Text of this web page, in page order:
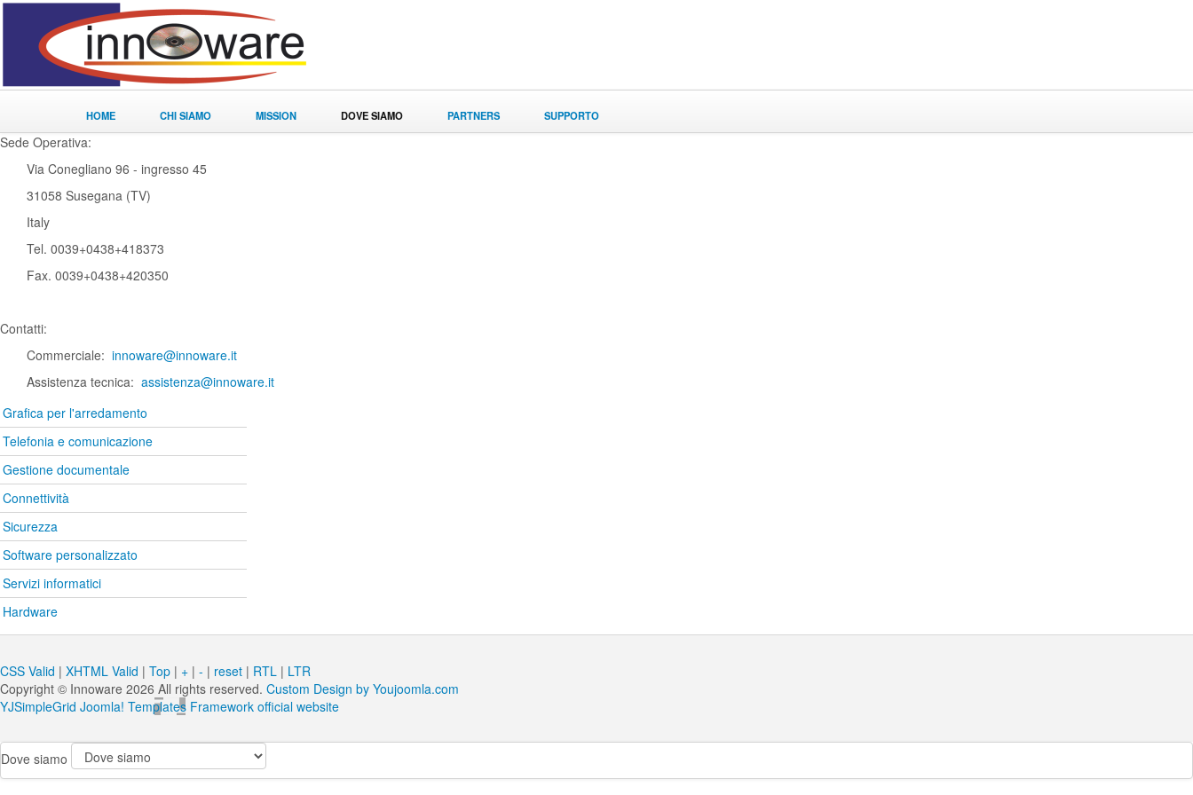
HOME CHI SIAMO MISSION DOVE SIAMO PARTNERS SUPPORTO
Sede Operativa:
Via Conegliano 96 - ingresso 45
31058 Susegana (TV)
Italy
Tel. 0039+0438+418373
Fax. 0039+0438+420350
Contatti:
Commerciale: innoware@innoware.it
Assistenza tecnica: assistenza@innoware.it
Grafica per l'arredamento
Telefonia e comunicazione
Gestione documentale
Connettività
Sicurezza
Software personalizzato
Servizi informatici
Hardware
CSS Valid | XHTML Valid | Top | + | - | reset | RTL | LTR
Copyright © Innoware 2026 All rights reserved. Custom Design by Youjoomla.com
YJSimpleGrid Joomla! Templates Framework official website
Dove siamo